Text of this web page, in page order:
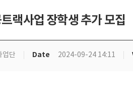
랙사업 장학생 추가 모집
업단 Date 2024-09-24 14:11